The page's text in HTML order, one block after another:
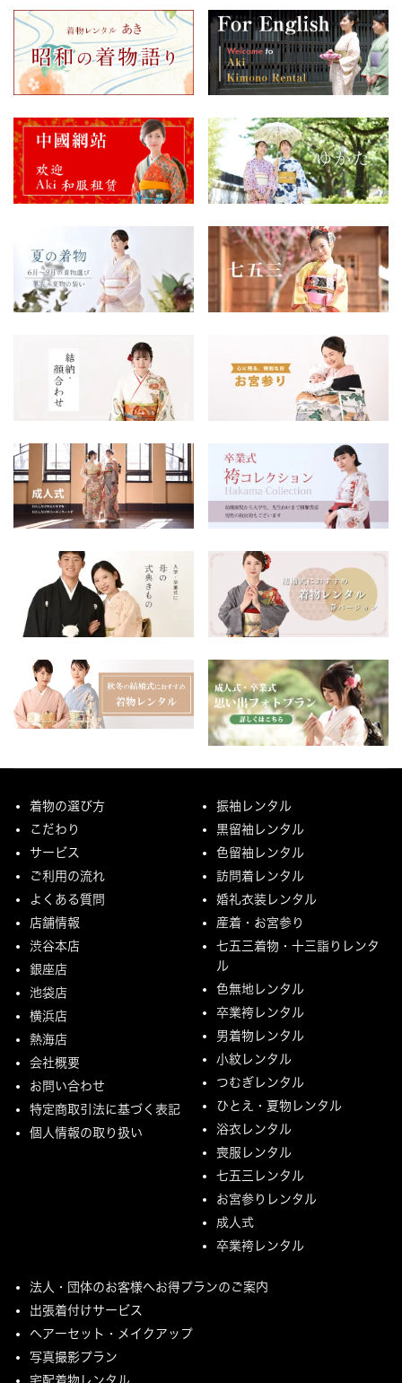
着物の選び方
こだわり
サービス
ご利用の流れ
よくある質問
店舗情報
渋谷本店
銀座店
池袋店
横浜店
熱海店
会社概要
お問い合わせ
特定商取引法に基づく表記
個人情報の取り扱い
振袖レンタル
黒留袖レンタル
色留袖レンタル
訪問着レンタル
婚礼衣装レンタル
産着・お宮参り
七五三着物・十三詣りレンタ
ル
色無地レンタル
卒業袴レンタル
男着物レンタル
小紋レンタル
つむぎレンタル
ひとえ・夏物レンタル
浴衣レンタル
喪服レンタル
七五三レンタル
お宮参りレンタル
成人式
卒業袴レンタル
法人・団体のお客様へお得プランのご案内
出張着付けサービス
ヘアーセット・メイクアップ
写真撮影プラン
宅配着物レンタル